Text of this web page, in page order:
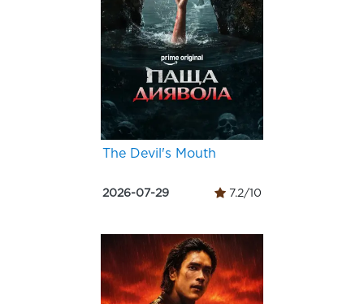
The Devil's Mouth
2026-07-29 7.2/10